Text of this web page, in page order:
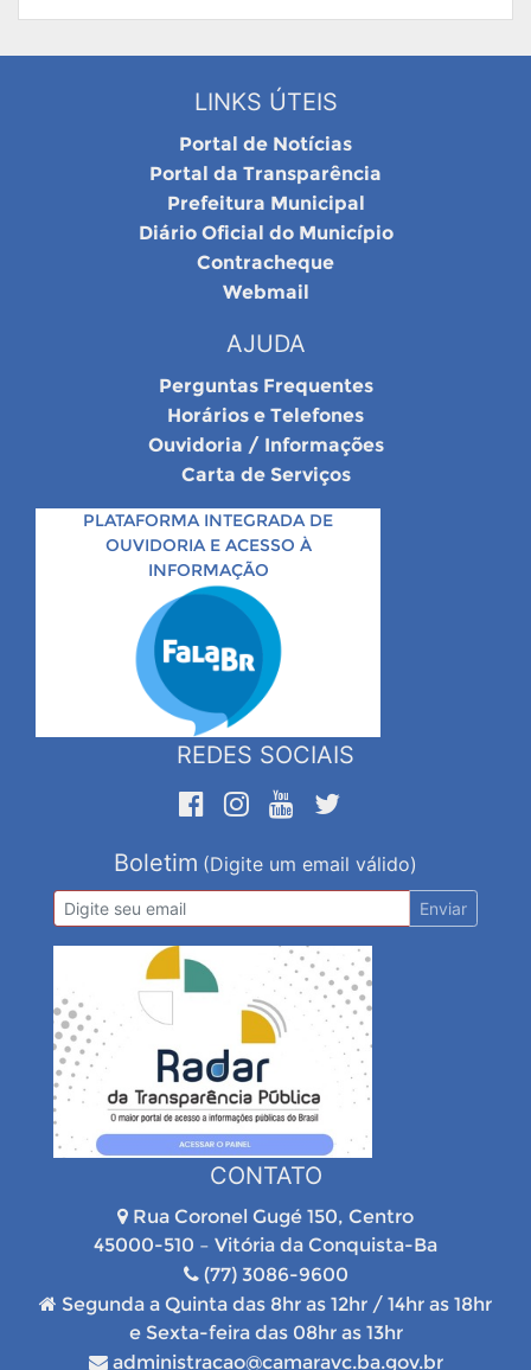
LINKS ÚTEIS
Portal de Notícias
Portal da Transparência
Prefeitura Municipal
Diário Oficial do Município
Contracheque
Webmail
AJUDA
Perguntas Frequentes
Horários e Telefones
Ouvidoria / Informações
Carta de Serviços
PLATAFORMA INTEGRADA DE
OUVIDORIA E ACESSO À
INFORMAÇÃO
REDES SOCIAIS
Boletim (Digite um email válido)
Enviar
CONTATO
Rua Coronel Gugé 150, Centro
45000-510 – Vitória da Conquista-Ba
(77) 3086-9600
Segunda a Quinta das 8hr as 12hr / 14hr as 18hr
e Sexta-feira das 08hr as 13hr
administracao@camaravc.ba.gov.br